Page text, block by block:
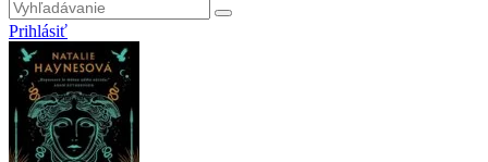
Prihlásiť